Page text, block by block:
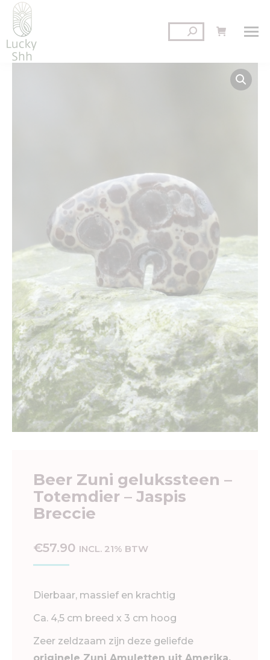
Beer Zuni gelukssteen –
Totemdier – Jaspis
Breccie
€57.90 INCL. 21% BTW
Dierbaar, massief en krachtig
Ca. 4,5 cm breed x 3 cm hoog
Zeer zeldzaam zijn deze geliefde